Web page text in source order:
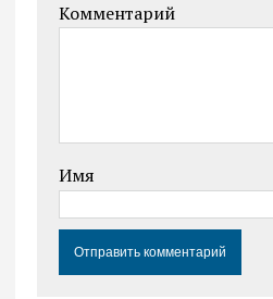
Комментарий
Имя